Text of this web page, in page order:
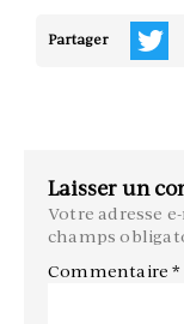
Partager
Laisser un
Votre adresse
champs
Commentaire*